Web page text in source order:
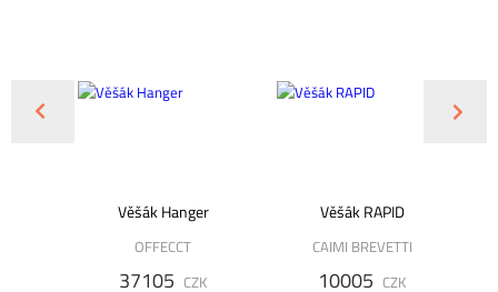
Věšák Hanger
OFFECCT
37105 CZK
Věšák RAPID
CAIMI BREVETTI
10005 CZK